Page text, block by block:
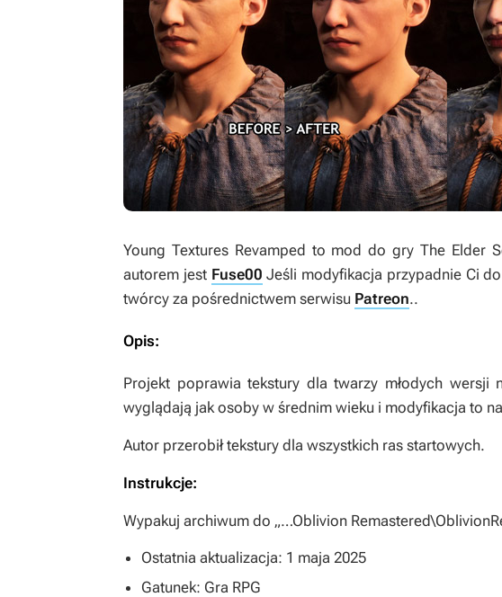
Young Textures Revamped to mod do gry The Elder
autorem jest Fuse00 Jeśli modyfikacja przypadnie Ci
twórcy za pośrednictwem serwisu Patreon..
Opis:
Projekt poprawia tekstury dla twarzy młodych wersji
wyglądają jak osoby w średnim wieku i modyfikacja to
Autor przerobił tekstury dla wszystkich ras startowych.
Instrukcje:
Wypakuj archiwum do „…Oblivion
Ostatnia aktualizacja: 1 maja 2025
Gatunek: Gra RPG